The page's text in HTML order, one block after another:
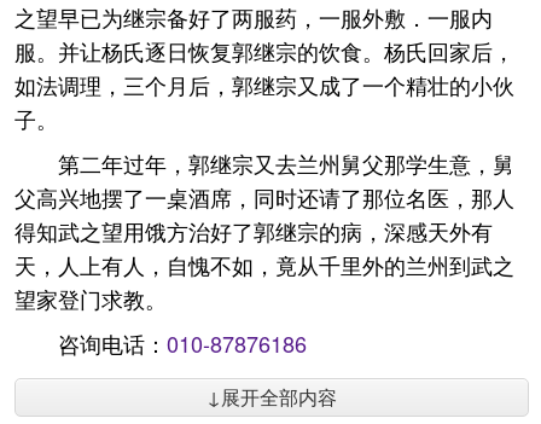
之望早已为继宗备好了两服药，一服外敷．一服内
服。并让杨氏逐日恢复郭继宗的饮食。杨氏回家后，
如法调理，三个月后，郭继宗又成了一个精壮的小伙
子。
第二年过年，郭继宗又去兰州舅父那学生意，舅
父高兴地摆了一桌酒席，同时还请了那位名医，那人
得知武之望用饿方治好了郭继宗的病，深感天外有
天，人上有人，自愧不如，竟从千里外的兰州到武之
望家登门求教。
咨询电话： 010-87876186
↓展开全部内容